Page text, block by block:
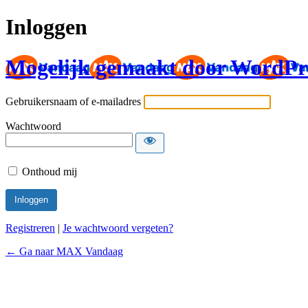
Inloggen
Mogelijk gemaakt door
Gebruikersnaam of e-mailadres
Wachtwoord
Onthoud mij
Registreren | Je wachtwoord vergeten?
← Ga naar MAX Vandaag